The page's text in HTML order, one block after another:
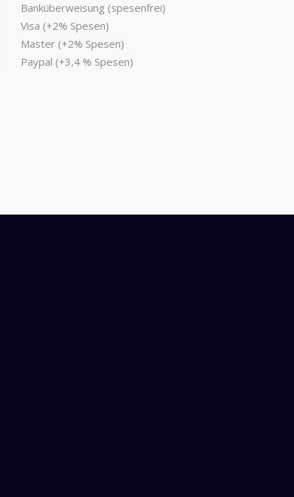
Banküberweisung (spesenfrei)
Visa (+2% Spesen)
Master (+2% Spesen)
Paypal (+3,4 % Spesen)